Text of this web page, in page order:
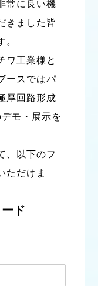
常に良い機
きました皆
ワ工業様と
ースではパ
厚回路形成
モ・展示を
、以下のフ
ただけま
ド